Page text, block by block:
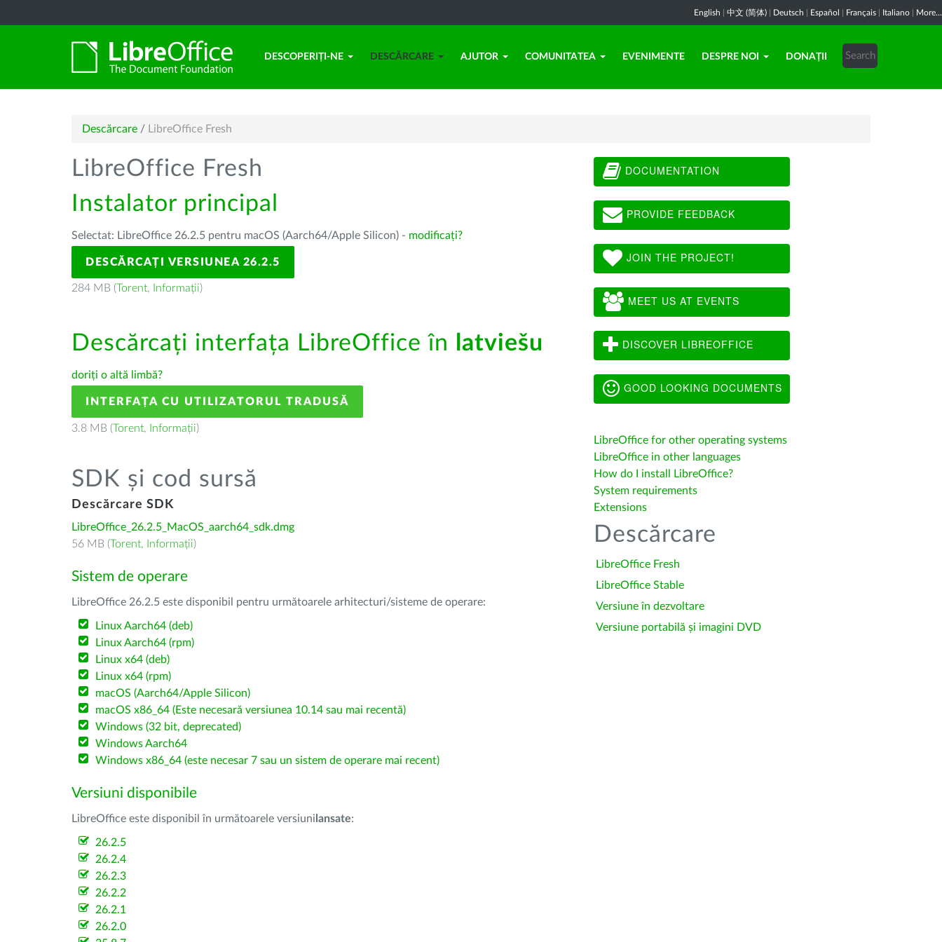
English 中文 (简体) Deutsch Español Français Italiano More...
DESCOPERIȚI-NE DESCĂRCARE AJUTOR COMUNITATEA EVENIMENTE DESPRE NOI DONAȚII
Descărcare / LibreOffice Fresh
LibreOffice Fresh
Instalator principal
Selectat: LibreOffice 26.2.5 pentru macOS (Aarch64/Apple Silicon) - modificați?
DESCĂRCAȚI VERSIUNEA 26.2.5
284 MB (Torent, Informații)
Descărcați interfața LibreOffice în latviešu
doriți o altă limbă?
INTERFAȚA CU UTILIZATORUL TRADUSĂ
3.8 MB (Torent, Informații)
SDK și cod sursă
Descărcare SDK
LibreOffice_26.2.5_MacOS_aarch64_sdk.dmg
56 MB (Torent, Informații)
Sistem de operare
LibreOffice 26.2.5 este disponibil pentru următoarele arhitecturi/sisteme de operare:
Linux Aarch64 (deb)
Linux Aarch64 (rpm)
Linux x64 (deb)
Linux x64 (rpm)
macOS (Aarch64/Apple Silicon)
macOS x86_64 (Este necesară versiunea 10.14 sau mai recentă)
Windows (32 bit, deprecated)
Windows Aarch64
Windows x86_64 (este necesar 7 sau un sistem de operare mai recent)
Versiuni disponibile
LibreOffice este disponibil în următoarele versiuni lansate:
26.2.5
26.2.4
26.2.3
26.2.2
26.2.1
26.2.0
DOCUMENTATION
PROVIDE FEEDBACK
JOIN THE PROJECT!
MEET US AT EVENTS
DISCOVER LIBREOFFICE
GOOD LOOKING DOCUMENTS
LibreOffice for other operating systems
LibreOffice in other languages
How do I install LibreOffice?
System requirements
Extensions
Descărcare
LibreOffice Fresh
LibreOffice Stable
Versiune în dezvoltare
Versiune portabilă și imagini DVD